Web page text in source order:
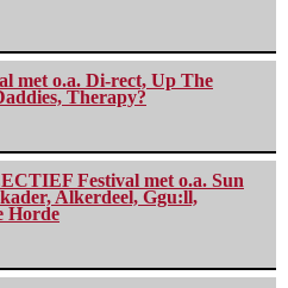
met o.a. Di-rect, Up The
Therapy?
Festival met o.a. Sun
Alkerdeel, Ggu:ll,
Horde